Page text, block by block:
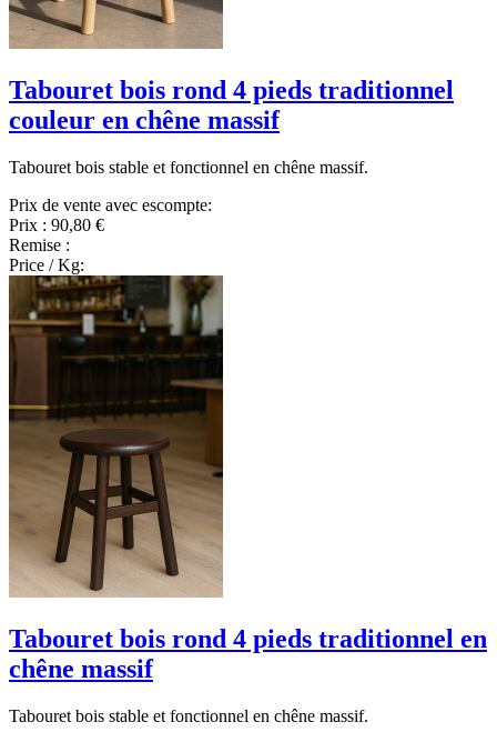
Tabouret bois rond 4 pieds traditionnel
couleur en chêne massif
Tabouret bois stable et fonctionnel en chêne massif.
Prix de vente avec escompte:
Prix : 90,80 €
Remise :
Price / Kg:
Tabouret bois rond 4 pieds traditionnel en
chêne massif
Tabouret bois stable et fonctionnel en chêne massif.